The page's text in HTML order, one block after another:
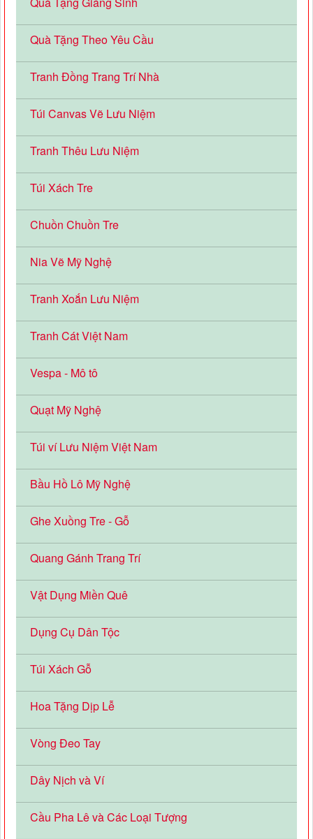
Quà Tặng Theo Yêu Cầu
Tranh Đồng Trang Trí Nhà
Túi Canvas Vẽ Lưu Niệm
Tranh Thêu Lưu Niệm
Túi Xách Tre
Chuồn Chuồn Tre
Nia Vẽ Mỹ Nghệ
Tranh Xoắn Lưu Niệm
Tranh Cát Việt Nam
Vespa - Mô tô
Quạt Mỹ Nghệ
Túi ví Lưu Niệm Việt Nam
Bầu Hồ Lô Mỹ Nghệ
Ghe Xuồng Tre - Gỗ
Quang Gánh Trang Trí
Vật Dụng Miền Quê
Dụng Cụ Dân Tộc
Túi Xách Gỗ
Hoa Tặng Dịp Lễ
Vòng Đeo Tay
Dây Nịch và Ví
Cầu Pha Lê và Các Loại Tượng